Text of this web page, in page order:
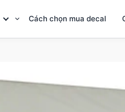
Cách chọn mua decal